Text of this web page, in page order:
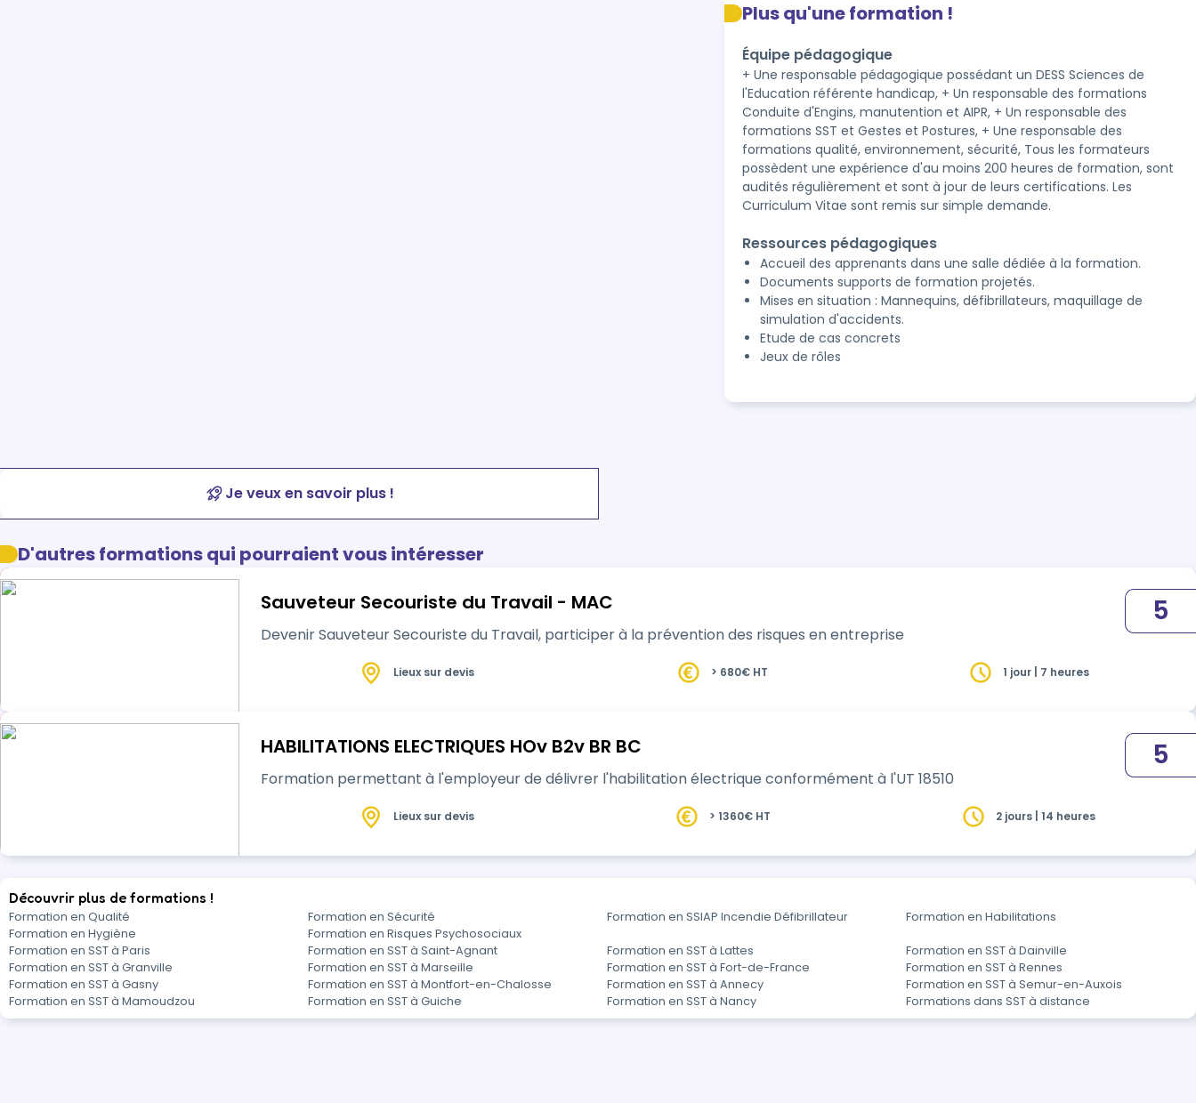
Plus qu'une formation !
Équipe pédagogique
+ Une responsable pédagogique possédant un DESS Sciences de
l'Education référente handicap, + Un responsable des formations
Conduite d'Engins, manutention et AIPR, + Un responsable des
formations SST et Gestes et Postures, + Une responsable des
formations qualité, environnement, sécurité, Tous les formateurs
possèdent une expérience d'au moins 200 heures de formation, sont
audités régulièrement et sont à jour de leurs certifications. Les
Curriculum Vitae sont remis sur simple demande.
Ressources pédagogiques
Accueil des apprenants dans une salle dédiée à la formation.
Documents supports de formation projetés.
Mises en situation : Mannequins, défibrillateurs, maquillage de
simulation d'accidents.
Etude de cas concrets
Jeux de rôles
Je veux en savoir plus !
D'autres formations qui pourraient vous intéresser
Sauveteur Secouriste du Travail - MAC
Devenir Sauveteur Secouriste du Travail, participer à la prévention des risques en entreprise
5
Lieux sur devis > 680€ HT 1 jour | 7 heures
HABILITATIONS ELECTRIQUES HOv B2v BR BC
Formation permettant à l'employeur de délivrer l'habilitation électrique conformément à l'UT 18510
5
Lieux sur devis > 1360€ HT 2 jours | 14 heures
Découvrir plus de formations !
Formation en Qualité Formation en Sécurité Formation en SSIAP Incendie Défibrillateur
Formation en Habilitations
Formation en Hygiène
Formation en Risques Psychosociaux
Formation en SST à Paris
Formation en SST à Saint-Agnant Formation en SST à Lattes
Formation en SST à Dainville
Formation en SST à Granville
Formation en SST à Marseille Formation en SST à Fort-de-France
Formation en SST à Rennes
Formation en SST à Gasny
Formation en SST à Montfort-en-Chalosse Formation en SST à Annecy
Formation en SST à Semur-en-Auxois
Formation en SST à Mamoudzou
Formation en SST à Guiche Formation en SST à Nancy Formations dans SST à distance